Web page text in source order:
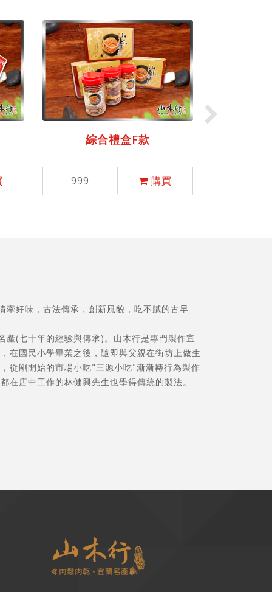
綜合禮盒F款
999 購買
牽好味，古法傳承，創新風貌，吃不膩的古早
產(七十年的經驗與傳承)。山木行是專門製作宜
在國民小學畢業之後，隨即與父親在街坊上做生
從剛開始的市場小吃"三源小吃"漸漸轉行為製作
在店中工作的林健興先生也學得傳統的製法。